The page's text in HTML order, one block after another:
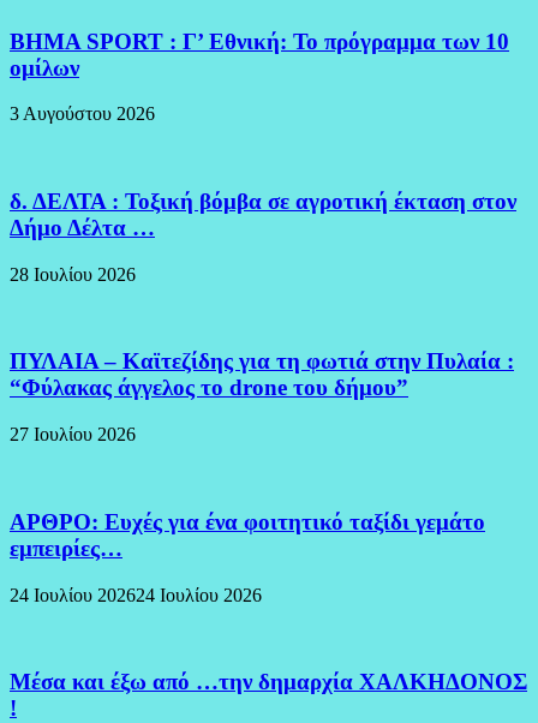
BHMA SPORT : Γ’ Εθνική: Το πρόγραμμα των 10
ομίλων
3 Αυγούστου 2026
δ. ΔΕΛΤΑ : Τοξική βόμβα σε αγροτική έκταση στον
Δήμο Δέλτα …
28 Ιουλίου 2026
ΠΥΛΑΙΑ – Καϊτεζίδης για τη φωτιά στην Πυλαία :
“Φύλακας άγγελος το drone του δήμου”
27 Ιουλίου 2026
ΑΡΘΡΟ: Ευχές για ένα φοιτητικό ταξίδι γεμάτο
εμπειρίες…
24 Ιουλίου 202624 Ιουλίου 2026
Μέσα και έξω από …την δημαρχία ΧΑΛΚΗΔΟΝΟΣ
!